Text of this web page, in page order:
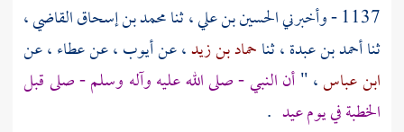
1137 - وأخبرني
الحسين بن علي، ثنامحمد بن إسحاق القاضي،
ثناأحمد بن عبدة، ثناحماد بن زيد، عنأيوب، عنعطاء، عن
ابن عباس، "أن النبي - صلى الله عليه وآله وسلم - صلى قبل
الخطبة في يوم عيد .